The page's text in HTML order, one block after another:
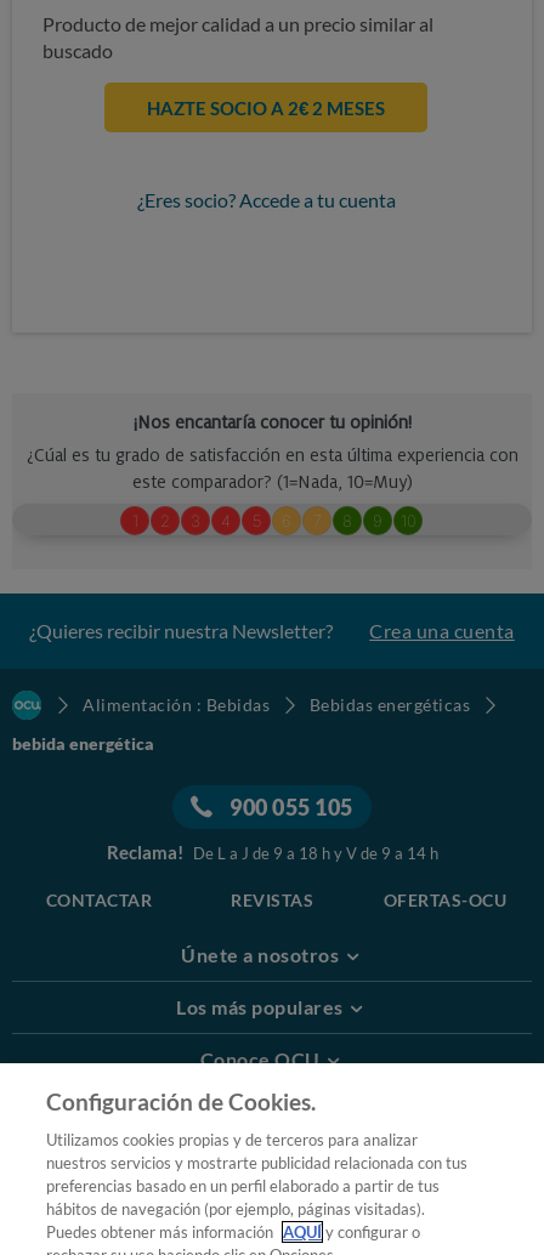
Producto de mejor calidad a un precio similar al
buscado
HAZTE SOCIO A 2€ 2 MESES
¿Eres socio? Accede a tu cuenta
¿Quieres recibir nuestra Newsletter? Crea una cuenta
Alimentación : Bebidas
Bebidas energéticas
bebida energética
900 055 105
Reclama! De L a J de 9 a 18 h y V de 9 a 14 h
CONTACTAR REVISTAS OFERTAS-OCU
Únete a nosotros
Los más populares
Conoce OCU
Más Información
© 2026 OCU
Condiciones generales de contratación de OCU
Política de privacidad
Configuración de Cookies.
Utilizamos cookies propias y de terceros para analizar
nuestros servicios y mostrarte publicidad relacionada con tus
preferencias basado en un perfil elaborado a partir de tus
hábitos de navegación (por ejemplo, páginas visitadas).
Puedes obtener más información AQUÍy configurar o